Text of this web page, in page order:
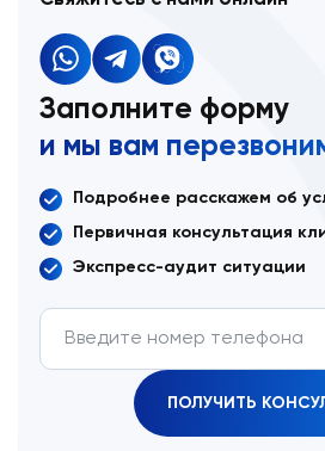
Заполните форму
и мы вам
Подробнее расскажем об
Первичная консультация
Экспресс-аудит ситуации